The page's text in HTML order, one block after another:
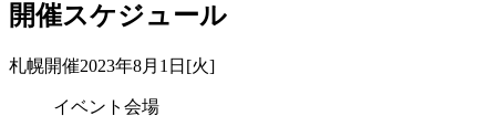
開催スケジュール
札幌開催2023年8月1日[火]
イベント会場